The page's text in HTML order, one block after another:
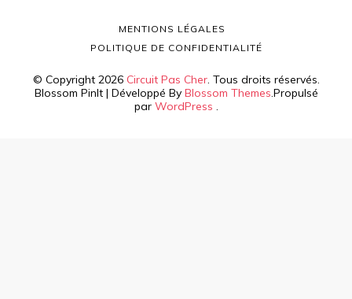
© Copyright 2026 Circuit Pas Cher. Tous droits réservés.
Blossom PinIt | Développé By Blossom Themes.Propulsé
par WordPress .
MENTIONS LÉGALES
POLITIQUE DE CONFIDENTIALITÉ